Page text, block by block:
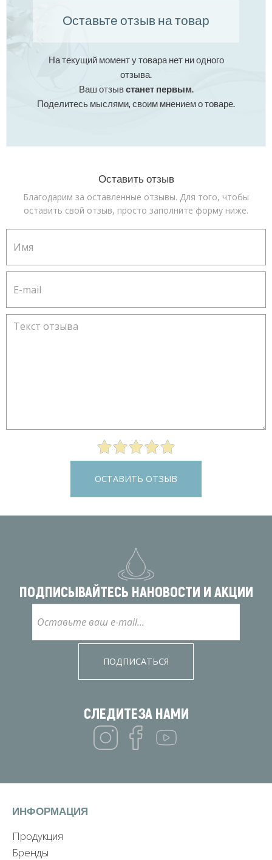
Оставьте отзыв на товар
На текущий момент у товара нет ни одного
отзыва.
Ваш отзывстанет первым.
Поделитесь мыслями, своим мнением о товаре.
Оставить отзыв
Благодарим за оставленные отзывы. Для того, чтобы
оставить свой отзыв, просто заполните форму ниже.
ОСТАВИТЬ ОТЗЫВ
ПОДПИСЫВАЙТЕСЬ НАНОВОСТИ И АКЦИИ
ПОДПИСАТЬСЯ
СЛЕДИТЕЗА НАМИ
ИНФОРМАЦИЯ
Продукция
Бренды